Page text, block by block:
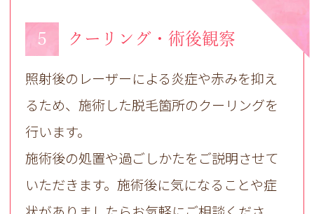
5 クーリング・術後観察
照射後のレーザーによる炎症や赤みを抑え
るため、施術した脱毛箇所のクーリングを
行います。
施術後の処置や過ごしかたをご説明させて
いただきます。施術後に気になることや症